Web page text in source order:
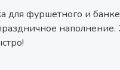
для фуршетного и